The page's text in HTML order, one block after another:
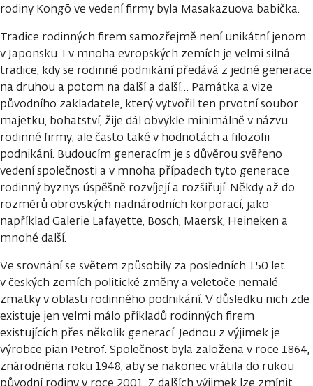
rodiny Kongō ve vedení firmy byla Masakazuova babička.
Tradice rodinných firem samozřejmě není unikátní jenom
v Japonsku. I v mnoha evropských zemích je velmi silná
tradice, kdy se rodinné podnikání předává z jedné generace
na druhou a potom na další a další… Památka a vize
původního zakladatele, který vytvořil ten prvotní soubor
majetku, bohatství, žije dál obvykle minimálně v názvu
rodinné firmy, ale často také v hodnotách a filozofii
podnikání. Budoucím generacím je s důvěrou svěřeno
vedení společnosti a v mnoha případech tyto generace
rodinný byznys úspěšně rozvíjejí a rozšiřují. Někdy až do
rozměrů obrovských nadnárodních korporací, jako
například Galerie Lafayette, Bosch, Maersk, Heineken a
mnohé další.
Ve srovnání se světem způsobily za posledních 150 let
v českých zemích politické změny a veletoče nemalé
zmatky v oblasti rodinného podnikání. V důsledku nich zde
existuje jen velmi málo příkladů rodinných firem
existujících přes několik generací. Jednou z výjimek je
výrobce pian Petrof. Společnost byla založena v roce 1864,
znárodněna roku 1948, aby se nakonec vrátila do rukou
původní rodiny v roce 2001. Z dalších výjimek lze zmínit